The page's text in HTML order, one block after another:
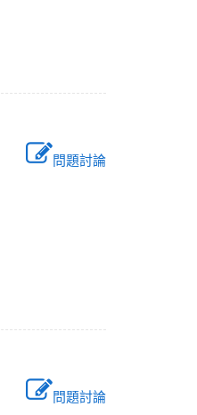
問題討論
問題討論